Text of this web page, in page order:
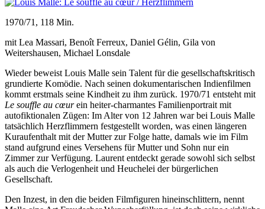
1970/71, 118 Min.
mit Lea Massari, Benoît Ferreux, Daniel Gélin, Gila von
Weitershausen, Michael Lonsdale
Wieder beweist Louis Malle sein Talent für die gesellschaftskritisch
grundierte Komödie. Nach seinen dokumentarischen Indienfilmen
kommt erstmals seine Kindheit zu ihm zurück. 1970/71 entsteht mit
Le souffle au cœurein heiter-charmantes Familienportrait mit
autofiktionalen Zügen: Im Alter von 12 Jahren war bei Louis Malle
tatsächlich Herzflimmern festgestellt worden, was einen längeren
Kuraufenthalt mit der Mutter zur Folge hatte, damals wie im Film
stand aufgrund eines Versehens für Mutter und Sohn nur ein
Zimmer zur Verfügung. Laurent entdeckt gerade sowohl sich selbst
als auch die Verlogenheit und Heuchelei der bürgerlichen
Gesellschaft.
Den Inzest, in den die beiden Filmfiguren hineinschlittern, nennt